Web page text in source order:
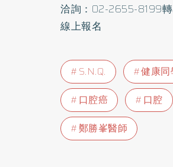
洽詢：02-2655-8199
線上報名
S.N.Q. 健康同
口腔癌
口腔
鄭勝峯醫師